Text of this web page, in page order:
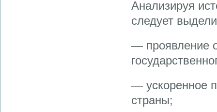
Анализируя
следует
— проявление
— ускоренное
страны;